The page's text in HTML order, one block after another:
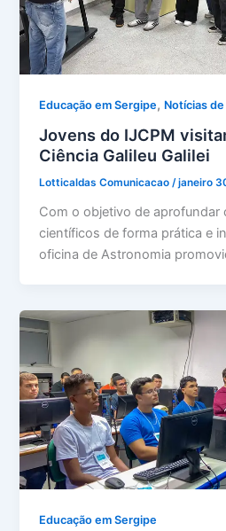
Educação em Sergipe, Notícias
Jovens do IJCPM
Ciência Galileu Galilei
Lotticaldas Comunicacao/janeiro
Com o objetivo de aprofundar
científicos de forma prática e
oficina de Astronomia
Educação em Sergipe